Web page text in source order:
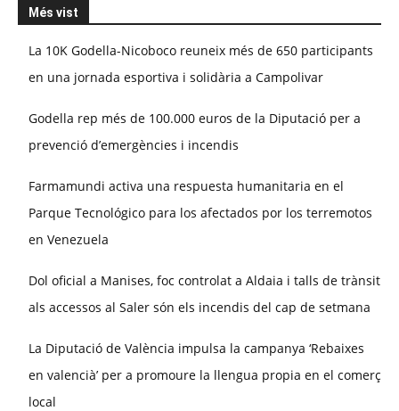
Més vist
La 10K Godella-Nicoboco reuneix més de 650 participants
en una jornada esportiva i solidària a Campolivar
Godella rep més de 100.000 euros de la Diputació per a
prevenció d’emergències i incendis
Farmamundi activa una respuesta humanitaria en el
Parque Tecnológico para los afectados por los terremotos
en Venezuela
Dol oficial a Manises, foc controlat a Aldaia i talls de trànsit
als accessos al Saler són els incendis del cap de setmana
La Diputació de València impulsa la campanya ‘Rebaixes
en valencià’ per a promoure la llengua propia en el comerç
local